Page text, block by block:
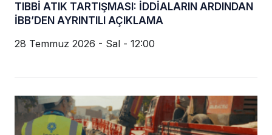
TIBBİ ATIK TARTIŞMASI: İDDİALARIN ARDINDAN
İBB’DEN AYRINTILI AÇIKLAMA
28 Temmuz 2026 - Sal - 12:00